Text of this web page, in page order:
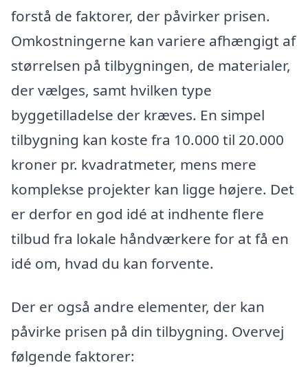
forstå de faktorer, der påvirker prisen.
Omkostningerne kan variere afhængigt af
størrelsen på tilbygningen, de materialer,
der vælges, samt hvilken type
byggetilladelse der kræves. En simpel
tilbygning kan koste fra 10.000 til 20.000
kroner pr. kvadratmeter, mens mere
komplekse projekter kan ligge højere. Det
er derfor en god idé at indhente flere
tilbud fra lokale håndværkere for at få en
idé om, hvad du kan forvente.
Der er også andre elementer, der kan
påvirke prisen på din tilbygning. Overvej
følgende faktorer: